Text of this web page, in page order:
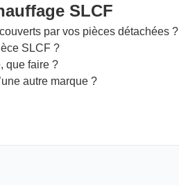
SLCF
par vos pièces détachées ?
SLCF ?
que faire ?
autre marque ?